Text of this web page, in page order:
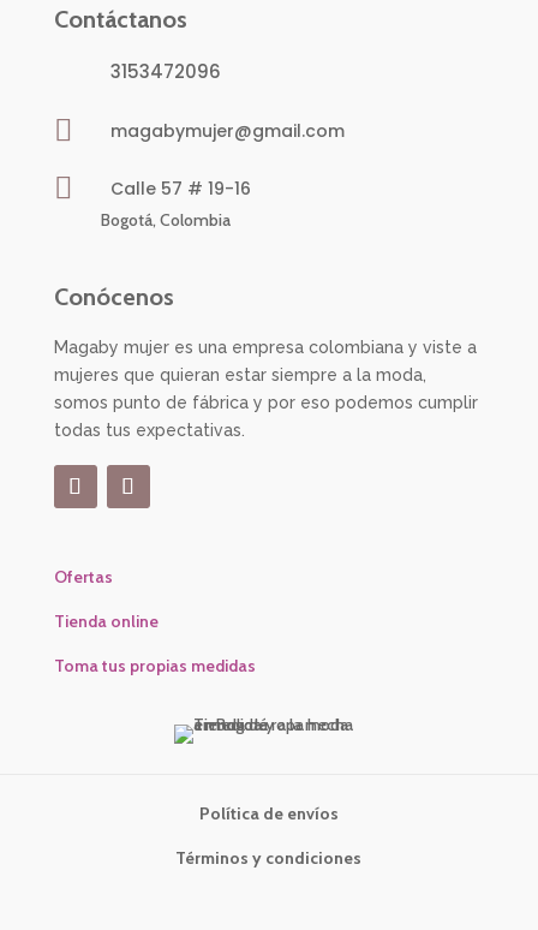
Contáctanos
3153472096
 magabymujer@gmail.com
 Calle 57 # 19-16
Bogotá, Colombia
Conócenos
Magaby mujer es una empresa colombiana y viste a
mujeres que quieran estar siempre a la moda,
somos punto de fábrica y por eso podemos cumplir
todas tus expectativas.
Ofertas
Tienda online
Toma tus propias medidas
Política de envíos
Términos y condiciones